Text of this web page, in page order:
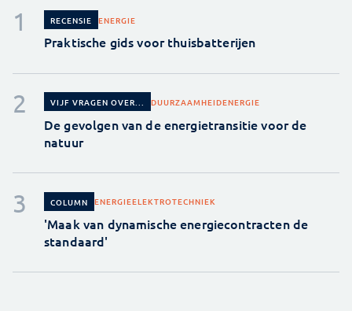
RECENSIE ENERGIE
Praktische gids voor thuisbatterijen
VIJF VRAGEN OVER... DUURZAAMHEIDENERGIE
De gevolgen van de energietransitie voor de
natuur
COLUMN ENERGIEELEKTROTECHNIEK
'Maak van dynamische energiecontracten de
standaard'